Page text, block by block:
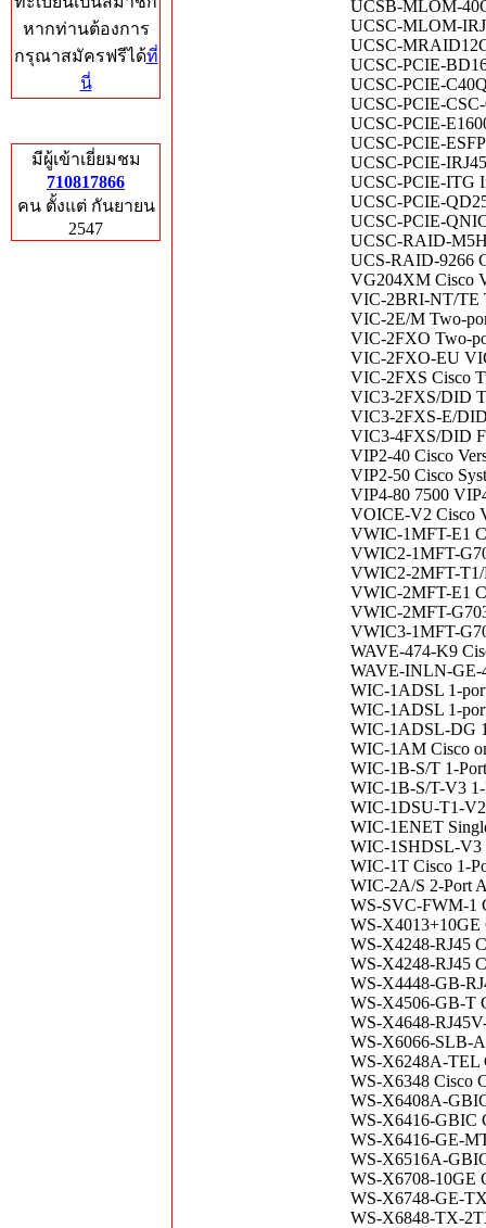
หากท่านต้องการ
กรุณาสมัครฟรีได้ที่
นี่
มีผู้เข้าเยี่ยมชม
710817866
คน ตั้งแต่ กันยายน
2547
UCSB-MLOM-
UCSC-MLOM-
UCSC-
UCSC-PCIE-
UCSC-PCIE-
UCSC-PCIE-
UCSC-PCIE-
UCSC-PCIE-
UCSC-PCIE-
UCSC-PCIE-ITG
UCSC-PCIE-
UCSC-PCIE-
UCSC-RAID-
UCS-RAID-9266
VG204XM Cisco
VIC-2BRI-NT/TE
VIC-2E/M Two-
VIC-2FXO Two-
VIC-2FXO-EU
VIC-2FXS Cisco
VIC3-2FXS/DID
VIC3-2FXS-E/
VIC3-4FXS/DID
VIP2-40 Cisco
VIP2-50 Cisco
VIP4-80 7500
VOICE-V2 Cisco
VWIC-1MFT-E1
VWIC2-1MFT-
VWIC2-2MFT-T1/
VWIC-2MFT-E1
VWIC-2MFT-
VWIC3-1MFT-
WAVE-474-K9
WAVE-INLN-GE-
WIC-1ADSL 1-
WIC-1ADSL 1-
WIC-1ADSL-DG
WIC-1AM Cisco
WIC-1B-S/T 1-
WIC-1B-S/T-V3
WIC-1DSU-T1-
WIC-1ENET
WIC-1SHDSL-V3
WIC-1T Cisco 1-
WIC-2A/S 2-Port
WS-SVC-FWM-1
WS-X4013+10GE
WS-X4248-RJ45
WS-X4248-RJ45
WS-X4448-GB-
WS-X4506-GB-T
WS-X4648-
WS-X6066-SLB-
WS-X6248A-TEL
WS-X6348 Cisco
WS-X6408A-
WS-X6416-GBIC
WS-X6416-GE-
WS-X6516A-
WS-X6708-10GE
WS-X6748-GE-
WS-X6848-TX-